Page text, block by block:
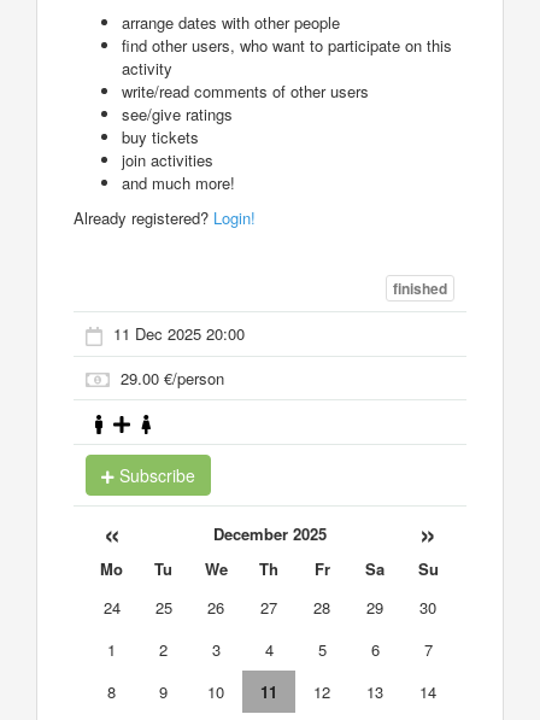
arrange dates with other people
find other users, who want to participate on this
activity
write/read comments of other users
see/give ratings
buy tickets
join activities
and much more!
Already registered? Login!
finished
11 Dec 2025 20:00
29.00 €/person
Subscribe
« December 2025 »
Mo Tu We Th Fr Sa
Su
24
25 26 27 28 29
30
1
2 3 4 5 6
7
8
9 10 11 12 13
14